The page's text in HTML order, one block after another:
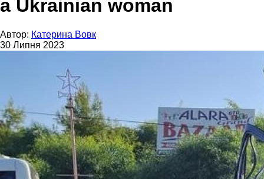
a Ukrainian woman
Автор: Катерина Вовк
30 Липня 2023